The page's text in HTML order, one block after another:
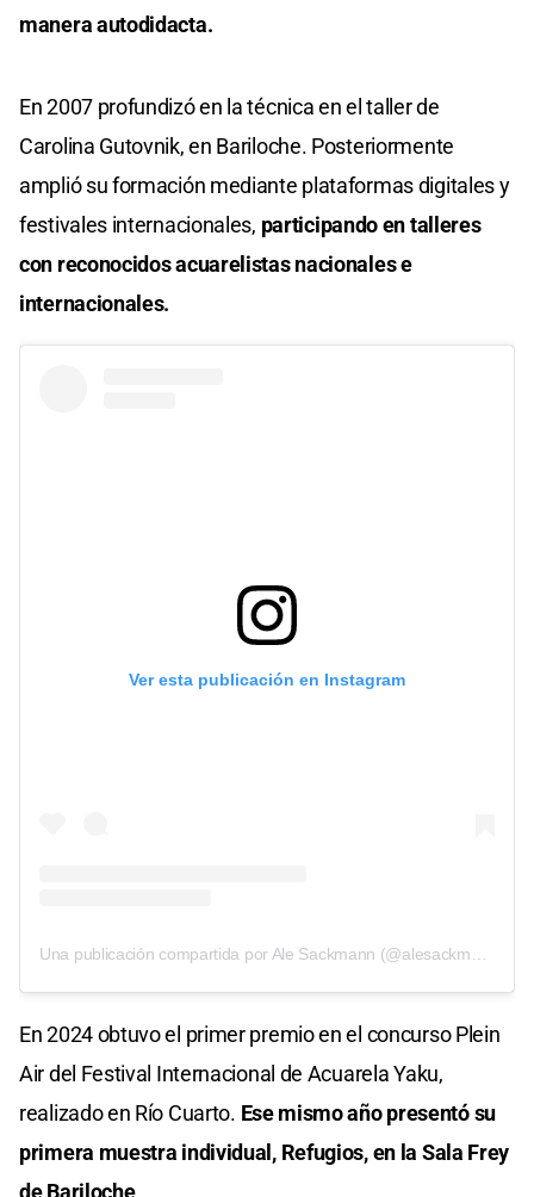
manera autodidacta.
En 2007 profundizó en la técnica en el taller de
Carolina Gutovnik, en Bariloche. Posteriormente
amplió su formación mediante plataformas digitales y
festivales internacionales, participando en talleres
con reconocidos acuarelistas nacionales e
internacionales.
Ver esta publicación en Instagram
Una publicación compartida por Ale Sackmann (@alesackmann)
En 2024 obtuvo el primer premio en el concurso Plein
Air del Festival Internacional de Acuarela Yaku,
realizado en Río Cuarto. Ese mismo año presentó su
primera muestra individual, Refugios, en la Sala Frey
de Bariloche.